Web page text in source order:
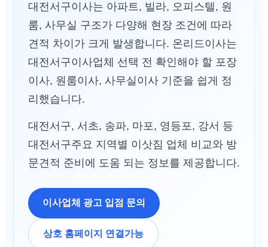
대전서구이사는 아파트, 빌라, 오피스텔, 원
룸, 사무실 구조가 다양해 현장 조건에 따라
견적 차이가 크게 발생합니다. 온리드이사는
대전서구이사업체 선택 전 확인해야 할 포장
이사, 원룸이사, 사무실이사 기준을 쉽게 정
리했습니다.
대전서구, 서초, 송파, 마포, 영등포, 강서 등
대전서구주요 지역별 이삿짐 업체 비교와 방
문견적 준비에 도움 되는 정보를 제공합니다.
이사업체 광고 입점 문의
상호 홈페이지 연결가능